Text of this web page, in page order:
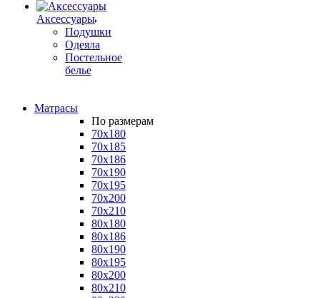
Аксессуары
Подушки
Одеяла
Постельное
белье
Матрасы
По размерам
70x180
70x185
70x186
70x190
70x195
70x200
70x210
80x180
80x186
80x190
80x195
80x200
80x210